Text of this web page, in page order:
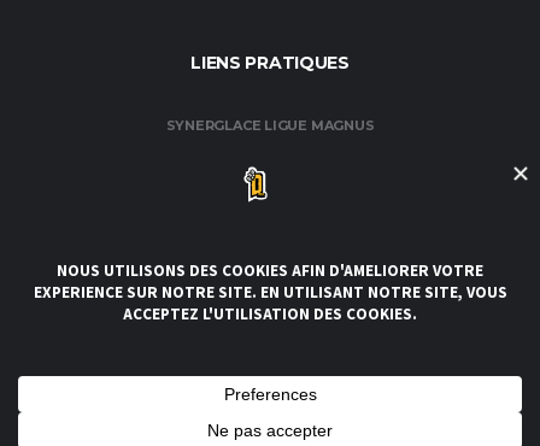
LIENS PRATIQUES
SYNERGLACE LIGUE MAGNUS
FÉDÉRATION FRANÇAISE DE HOCKEY / GLACE
CLUB DE HOCKEY AMATEUR DE ROUEN
CONDITIONS GÉNÉRALES DE VENTE ET D’UTILISATION